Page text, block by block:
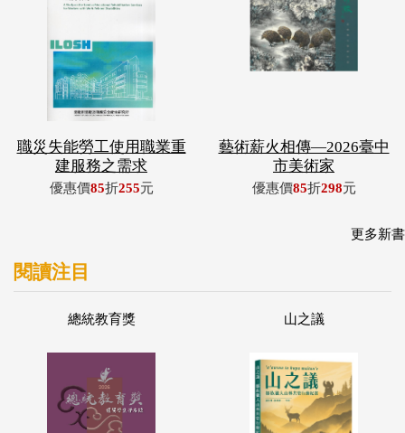
職災失能勞工使用職業重
建服務之需求
優惠價85折255元
藝術薪火相傳—2026臺中
市美術家
優惠價85折298元
更多新書
閱讀注目
總統教育獎 山之議